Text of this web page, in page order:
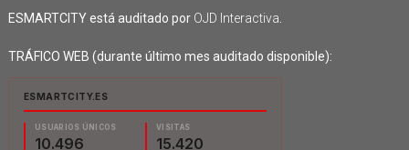
ESMARTCITY está auditado por OJD Interactiva
TRÁFICO WEB (durante último mes auditado disponible):